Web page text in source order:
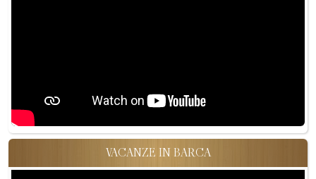
VACANZE IN BARCA